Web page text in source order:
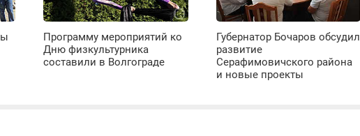
Программу мероприятий ко
Дню физкультурника
составили в Волгограде
Губернатор Бочаров обсудил
развитие
Серафимовичского района
и новые проекты